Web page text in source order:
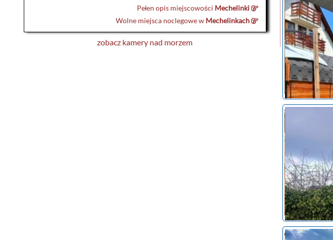
Pełen opis miejscowości Mechelinki
Wolne miejsca noclegowe w Mechelinkach
zobacz kamery nad morzem